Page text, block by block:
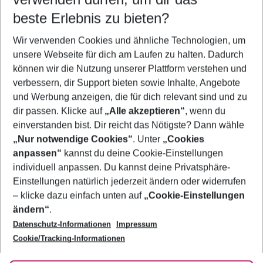
5-8 Nächte
2 Erwachsene Keine Kinder
Mehr Filter anzeigen
Footer
Footer navigation
Über uns
AGB
Bestpreisgarantie
Cookie-Einstellungen ändern
Cookie-Richtlinie
Agenturbetreuung
Barrierefreies Reisen
Folge uns
beste Erlebnis zu bieten?
Wir verwenden Cookies und ähnliche Technologien, um
unsere Webseite für dich am Laufen zu halten. Dadurch
können wir die Nutzung unserer Plattform verstehen und
verbessern, dir Support bieten sowie Inhalte, Angebote
und Werbung anzeigen, die für dich relevant sind und zu
dir passen. Klicke auf „Alle akzeptieren“, wenn du
einverstanden bist. Dir reicht das Nötigste? Dann wähle
„Nur notwendige Cookies“. Unter „Cookies
anpassen“ kannst du deine Cookie-Einstellungen
individuell anpassen. Du kannst deine Privatsphäre-
Einstellungen natürlich jederzeit ändern oder widerrufen
– klicke dazu einfach unten auf „Cookie-Einstellungen
ändern“.
Datenschutz-Informationen
Impressum
Cookie/Tracking-Informationen